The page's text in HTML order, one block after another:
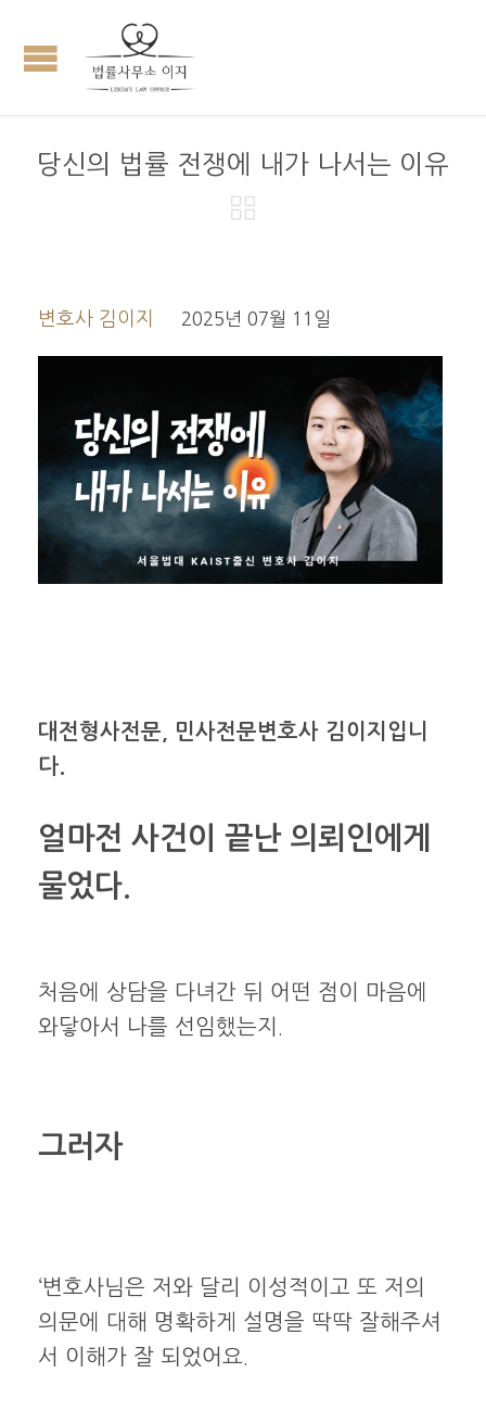
당신의 법률 전쟁에 내가 나서는 이유

변호사 김이지 2025년 07월 11일
대전형사전문, 민사전문변호사 김이지입니
다.
얼마전 사건이 끝난 의뢰인에게
물었다.
처음에 상담을 다녀간 뒤 어떤 점이 마음에
와닿아서 나를 선임했는지.
그러자
‘변호사님은 저와 달리 이성적이고 또 저의
의문에 대해 명확하게 설명을 딱딱 잘해주셔
서 이해가 잘 되었어요.